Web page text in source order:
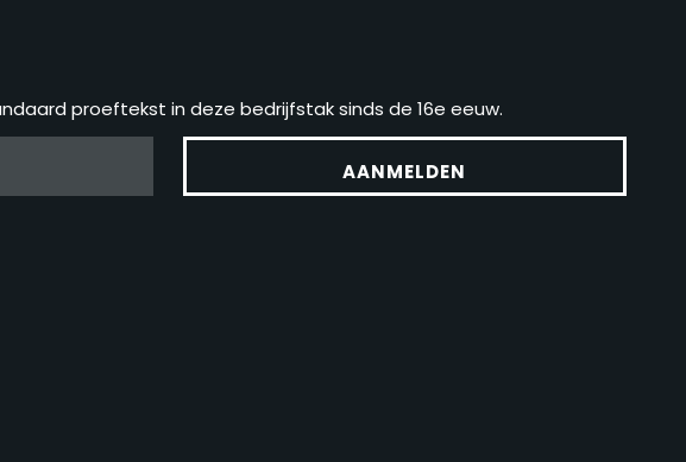
proeftekst in deze bedrijfstak sinds de 16e eeuw.
AANMELDEN